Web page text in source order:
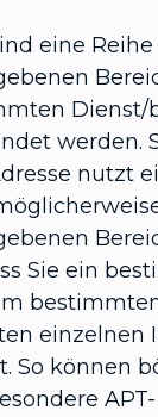
eine Reihe
Dienst/
werden.
nutzt
Sie ein
einzelnen
So können